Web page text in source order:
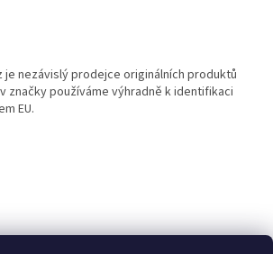
je nezávislý prodejce originálních produktů
značky používáme výhradně k identifikaci
EU.